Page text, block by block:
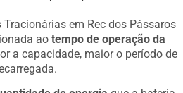
em Rec dos Pássaros
aotempo de operação da
a capacidade, maior o período de
de energia que a bateria